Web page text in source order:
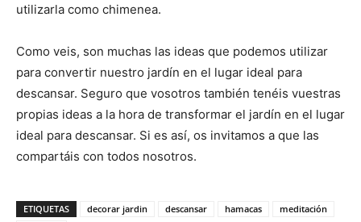
utilizarla como chimenea.
Como veis, son muchas las ideas que podemos utilizar
para convertir nuestro jardín en el lugar ideal para
descansar. Seguro que vosotros también tenéis vuestras
propias ideas a la hora de transformar el jardín en el lugar
ideal para descansar. Si es así, os invitamos a que las
compartáis con todos nosotros.
ETIQUETAS decorar jardin descansar hamacas
meditación